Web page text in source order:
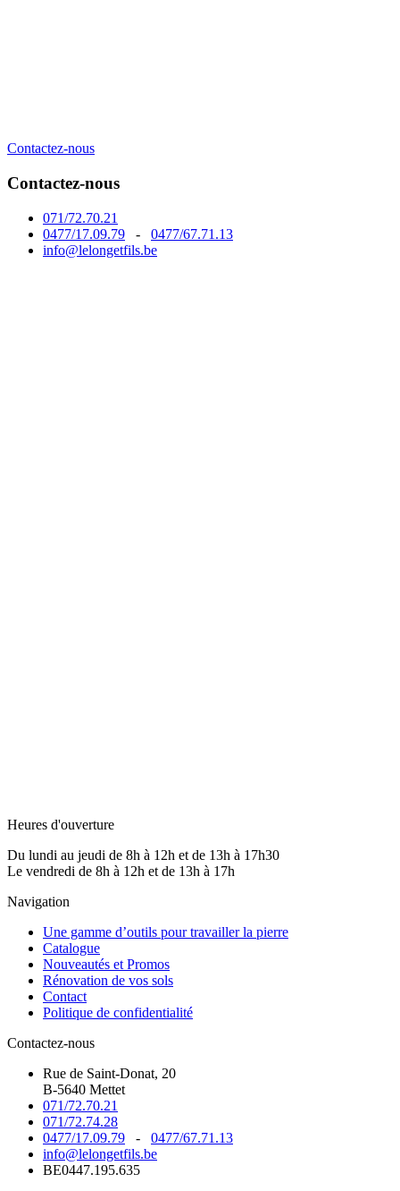
Contactez-nous
Contactez-nous
071/72.70.21
0477/17.09.79 - 0477/67.71.13
info@lelongetfils.be
Heures d'ouverture
Du lundi au jeudi de 8h à 12h et de 13h à 17h30
Le vendredi de 8h à 12h et de 13h à 17h
Navigation
Une gamme d’outils pour travailler la pierre
Catalogue
Nouveautés et Promos
Rénovation de vos sols
Contact
Politique de confidentialité
Contactez-nous
Rue de Saint-Donat, 20
B-5640 Mettet
071/72.70.21
071/72.74.28
0477/17.09.79 - 0477/67.71.13
info@lelongetfils.be
BE0447.195.635